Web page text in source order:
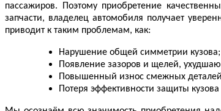
пассажиров. Поэтому приобретение
запчасти, владелец автомобиля получает
приводит к таким проблемам, как:
Нарушение общей симметрии кузова;
Появление зазоров и щелей,
Повышенный износ смежных деталей
Потеря эффективности защиты